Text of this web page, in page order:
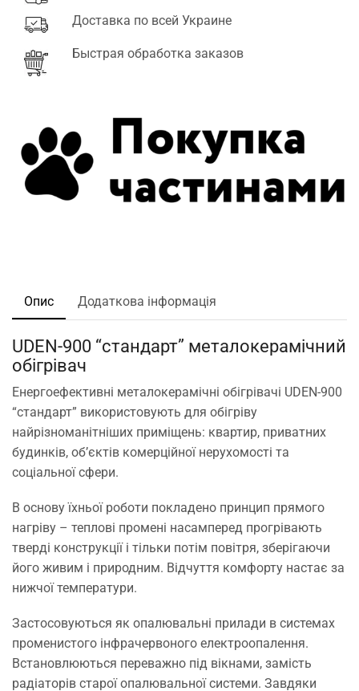
Доставка по всей Украине
Быстрая обработка заказов
Опис Додаткова інформація
UDEN-900 “стандарт” металокерамічний
обігрівач
Енергоефективні металокерамічні обігрівачі UDEN-900
“стандарт” використовують для обігріву
найрізноманітніших приміщень: квартир, приватних
будинків, об’єктів комерційної нерухомості та
соціальної сфери.
В основу їхньої роботи покладено принцип прямого
нагріву – теплові промені насамперед прогрівають
тверді конструкції і тільки потім повітря, зберігаючи
його живим і природним. Відчуття комфорту настає за
нижчої температури.
Застосовуються як опалювальні прилади в системах
променистого інфрачервоного електроопалення.
Встановлюються переважно під вікнами, замість
радіаторів старої опалювальної системи. Завдяки